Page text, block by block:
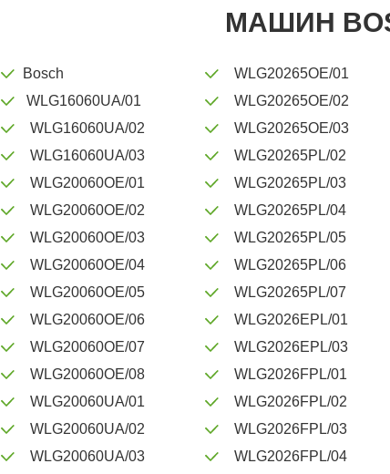
МАШИН
Bosch
WLG16060UA/01
WLG16060UA/02
WLG16060UA/03
WLG20060OE/01
WLG20060OE/02
WLG20060OE/03
WLG20060OE/04
WLG20060OE/05
WLG20060OE/06
WLG20060OE/07
WLG20060OE/08
WLG20060UA/01
WLG20060UA/02
WLG20060UA/03
WLG20265OE/01
WLG20265OE/02
WLG20265OE/03
WLG20265PL/02
WLG20265PL/03
WLG20265PL/04
WLG20265PL/05
WLG20265PL/06
WLG20265PL/07
WLG2026EPL/01
WLG2026EPL/03
WLG2026FPL/01
WLG2026FPL/02
WLG2026FPL/03
WLG2026FPL/04